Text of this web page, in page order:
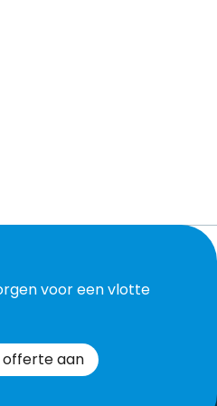
voor een vlotte
aan